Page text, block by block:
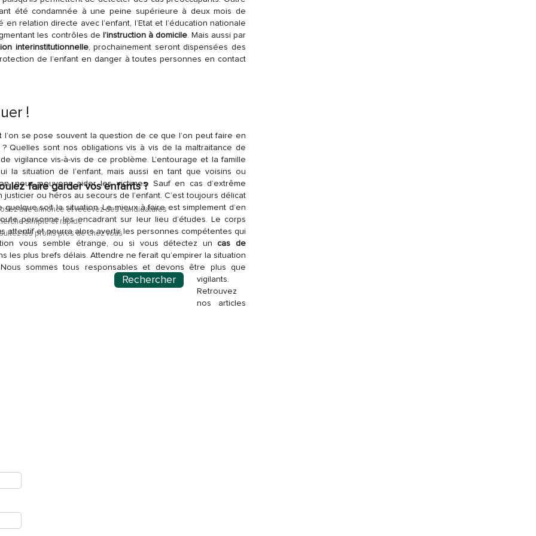
été condamnée à une peine supérieure à deux mois de
relation directe avec l’enfant, l’Etat et l’éducation nationale
les contrôles de
l’instruction à domicile. Mais aussi par
interinstitutionnelle, prochainement seront dispensées des
de l’enfant en danger à toutes personnes en contact
!
se pose souvent la question de ce que l’on peut faire en
Quelles sont nos obligations vis à vis de la maltraitance de
vigilance vis-à-vis de ce problème. L’entourage et la famille
la situation de l’enfant, mais aussi en tant que voisins ou
nous pouvons aider les victimes. Sauf en cas d’extrême
justicier ou héros au secours de l’enfant. C’est toujours délicat
quelque soit la situation. Le mieux à faire est simplement d’en
personne les encadrant sur leur lieu d’études. Le corps
attentif et pourra alors avertir les personnes compétentes qui
vous semble étrange, ou si vous détectez uncas de
les plus brefs délais. Attendre ne ferait qu’empirer la situation
sommes tous responsables et devons être plus que
vigilants.
faire garder vos enfants ?
une annonce et recevez des candidatures
simple et rapide
les profils près de chez vous
Rechercher
Retrouvez
nos articles